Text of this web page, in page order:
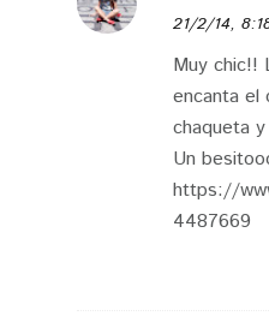
21/2/14,
Muy chic!!
encanta el
chaqueta
Un
https://
4487669